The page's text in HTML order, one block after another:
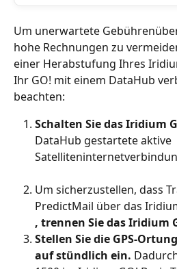
Um unerwartete
hohe Rechnungen zu
einer Herabstufung Ihres
Ihr GO! mit einem DataHub
beachten:
Schalten Sie das Iridium
DataHub gestartete aktive
Um sicherzustellen, dass
PredictMail über das
, trennen Sie das Iridium
Stellen Sie die GPS-
auf stündlich ein.